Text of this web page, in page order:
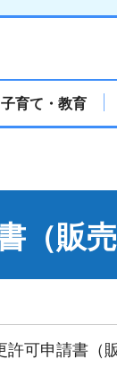
子育て・教育
（販売
可申請書（